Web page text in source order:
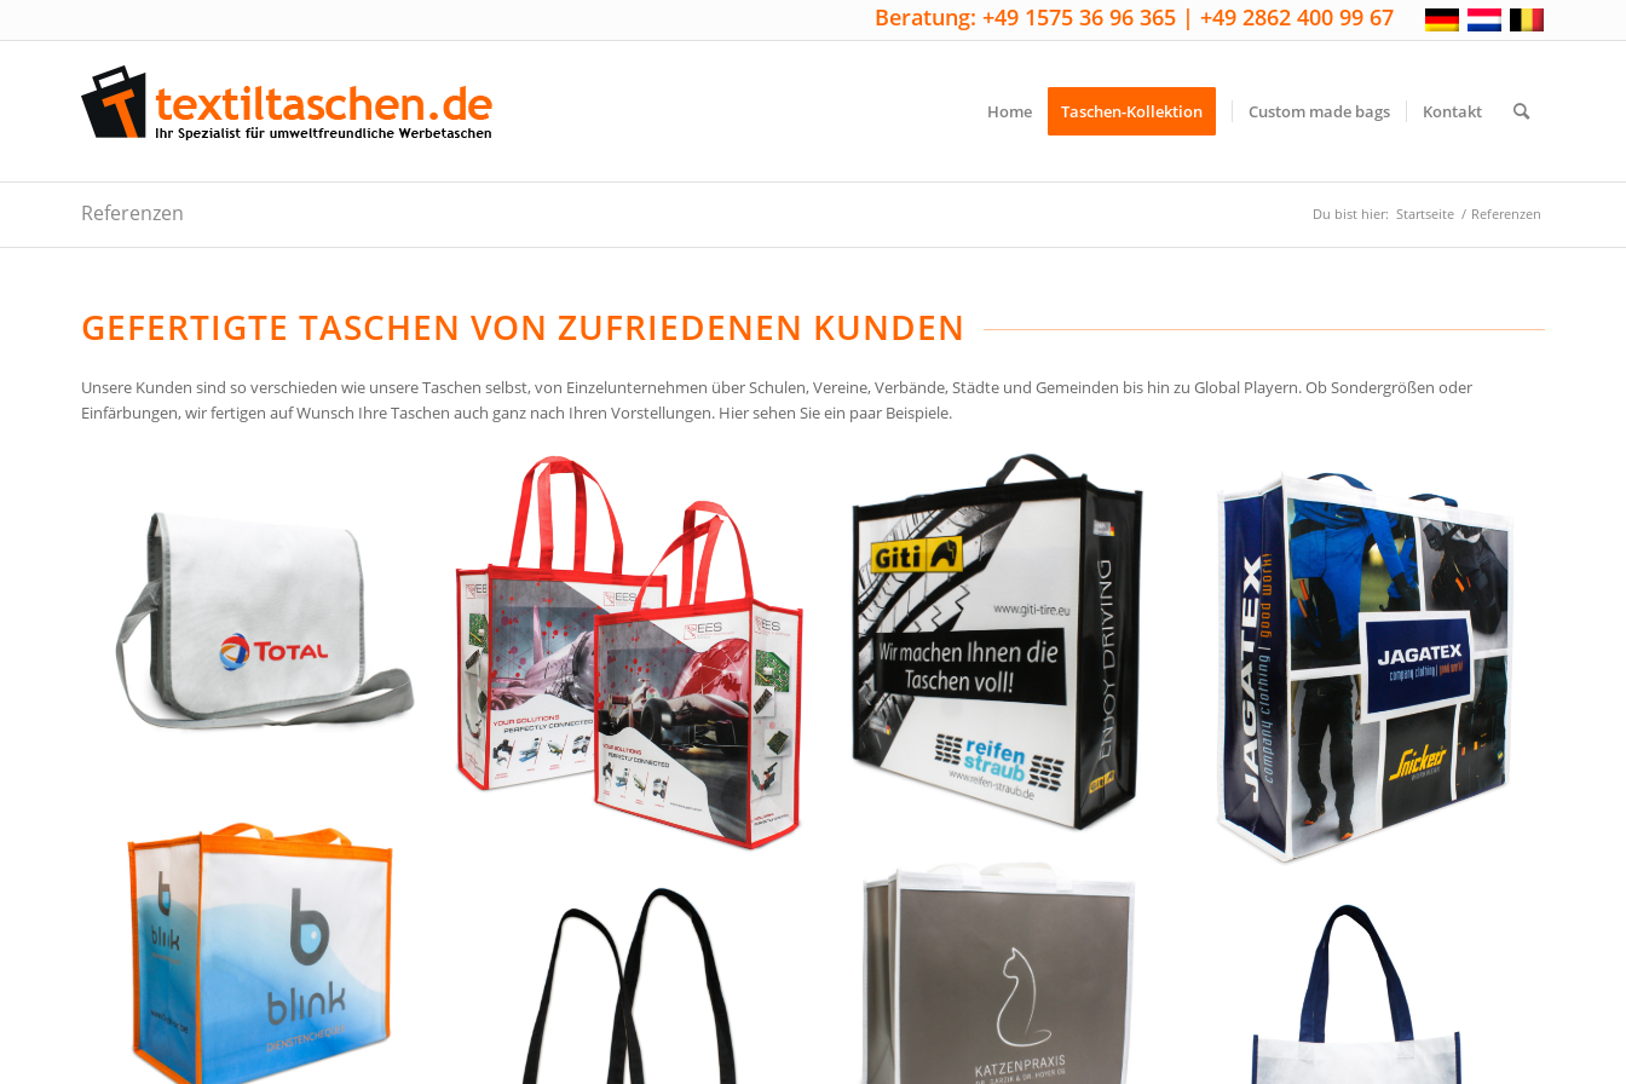
Beratung: +49 1575 36 96 365 | +49 2862 400 99 67
Home Taschen-Kollektion Custom made bags Kontakt
Referenzen Du bist hier: Startseite / Referenzen
GEFERTIGTE TASCHEN VON ZUFRIEDENEN KUNDEN
Unsere Kunden sind so verschieden wie unsere Taschen selbst, von Einzelunternehmen über Schulen, Vereine, Verbände, Städte und Gemeinden bis hin zu Global Playern. Ob Sondergrößen oder
Einfärbungen, wir fertigen auf Wunsch Ihre Taschen auch ganz nach Ihren Vorstellungen. Hier sehen Sie ein paar Beispiele.
4-farbiger Druck auf 58 Frankfurt
Allover 4-farbig bedruckt auf 204-Istanbul
Allover 4-farbig bedruckt auf 204-Istanbul